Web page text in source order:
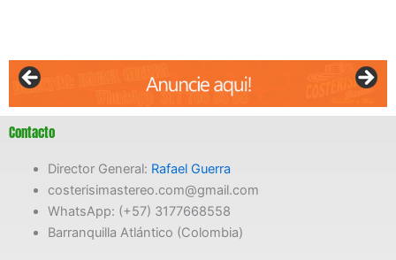
Contacto
Director General: Rafael Guerra
costerisimastereo.com@gmail.com
WhatsApp: (+57) 3177668558
Barranquilla Atlántico (Colombia)